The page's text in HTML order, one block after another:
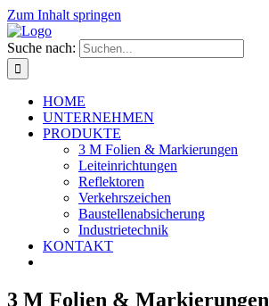
Zum Inhalt springen
Suche nach:
HOME
UNTERNEHMEN
PRODUKTE
3 M Folien & Markierungen
Leiteinrichtungen
Reflektoren
Verkehrszeichen
Baustellenabsicherung
Industrietechnik
KONTAKT
3 M Folien & Markierungen